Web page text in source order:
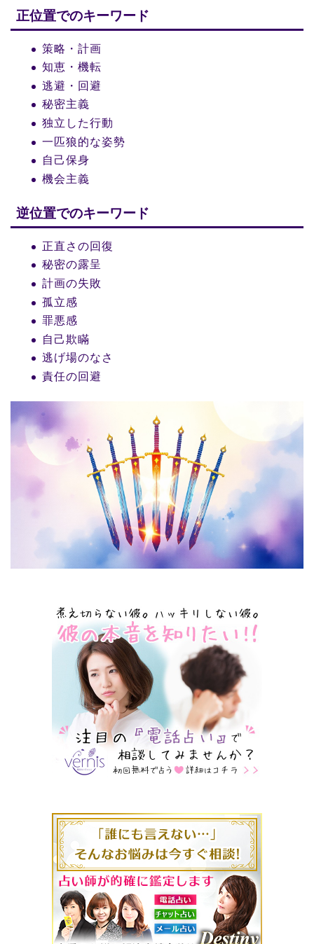
正位置でのキーワード
策略・計画
知恵・機転
逃避・回避
秘密主義
独立した行動
一匹狼的な姿勢
自己保身
機会主義
逆位置でのキーワード
正直さの回復
秘密の露呈
計画の失敗
孤立感
罪悪感
自己欺瞞
逃げ場のなさ
責任の回避